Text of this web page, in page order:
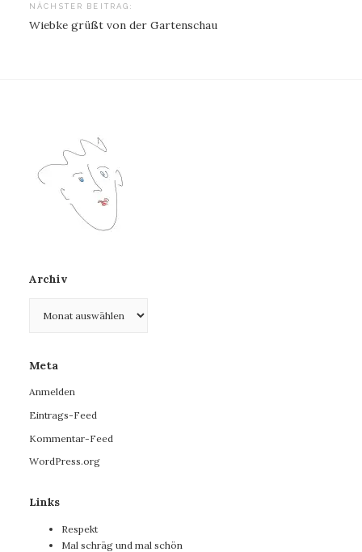
NÄCHSTER BEITRAG:
Wiebke grüßt von der Gartenschau
Archiv
Meta
Anmelden
Eintrags-Feed
Kommentar-Feed
WordPress.org
Links
Respekt
Mal schräg und mal schön